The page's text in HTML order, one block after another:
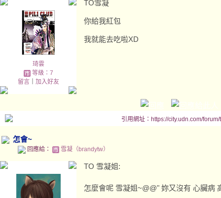
琦雲
等級：7
留言｜ 加入好友
TO雪凝
你給我紅包
我就能去吃啦XD
引用網址：https://city.udn.com/
怎會~
回應給： 雪凝（brandytw）
TO 雪凝姐:
怎麼會呢 雪凝姐~@@" 妳又沒有 心臟病